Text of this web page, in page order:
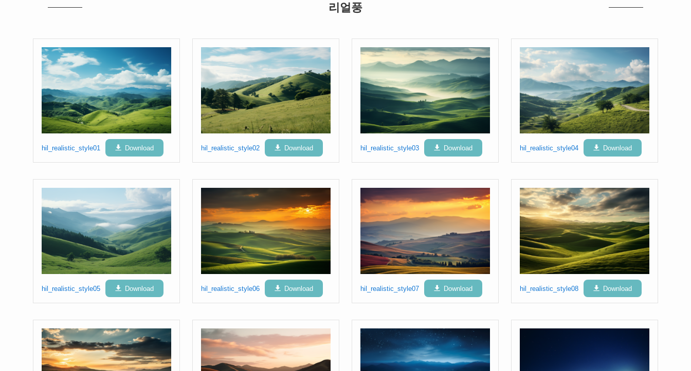
리얼풍
hil_realistic_style01 Download hil_realistic_style02 Download hil_realistic_style03 Download hil_realistic_style04 Download
hil_realistic_style05 Download hil_realistic_style06 Download hil_realistic_style07 Download hil_realistic_style08 Download